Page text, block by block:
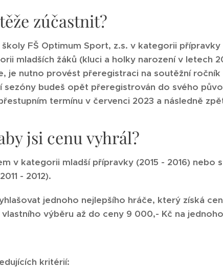
zúčastnit?
FŠ Optimum Sport, z.s. v kategorii
mladších žáků (kluci a holky narození v letech
je nutno provést přeregistraci na soutěžní
sezóny budeš opět přeregistrován do svého
termínu v červenci 2023 a následně
jsi cenu vyhrál?
v kategorii mladší přípravky (2015 - 2016) nebo
- 2012).
jednoho nejlepšího hráče, který získá
výběru až do ceny 9 000,- Kč na
kritérií: